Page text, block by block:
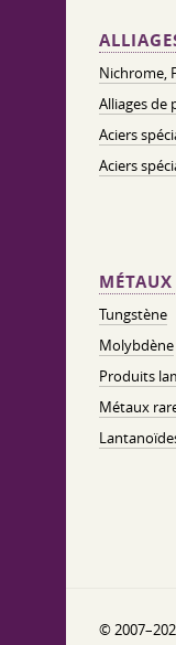
Nichrome,
Alliages de
Aciers
Aciers
MÉTAUX
Tungstène
Molybdène
Produits
Métaux
©